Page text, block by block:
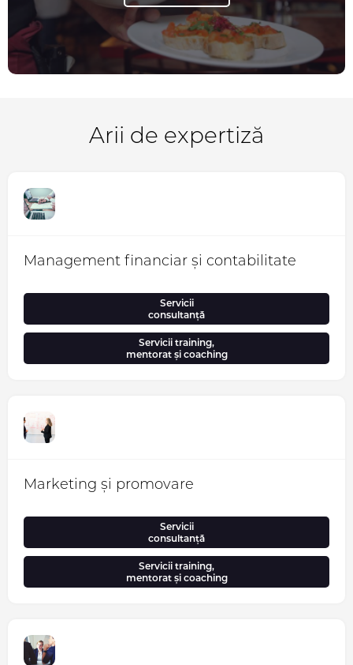
Arii de expertiză
Management financiar și contabilitate
Servicii
consultanță
Servicii training,
mentorat și coaching
Marketing și promovare
Servicii
consultanță
Servicii training,
mentorat și coaching